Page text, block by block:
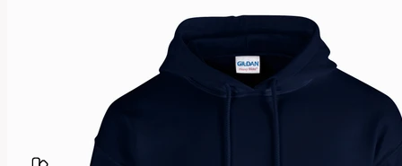
Parameter
G18500-
Verwandte Produkte
Ihre Zufriedenheit ist unsere Priorität.